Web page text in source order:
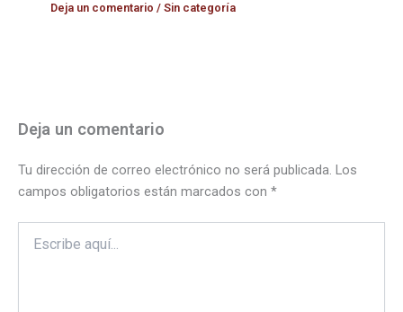
Deja un comentario /Sin categoría
Deja un comentario
Tu dirección de correo electrónico no será publicada. Los
campos obligatorios están marcados con *
aquí...